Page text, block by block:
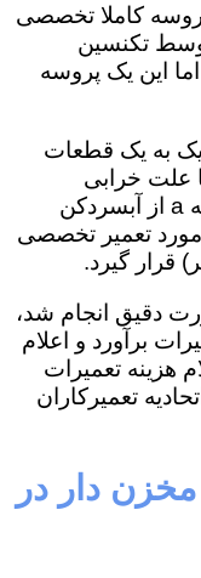
کاملا تخصصی
تکنسین
گیرد. اما این یک پروسه
به یک قطعات
علت خرابی
دستگاه را ریشه یابی کند تا اگر قطعه a از آبسردکن
تعمیر تخصصی
قرار گیرد.
دقیق انجام شد،
برآورد و اعلام
4 تهران اعلام هزینه تعمیرات
تعمیرکاران
دار در